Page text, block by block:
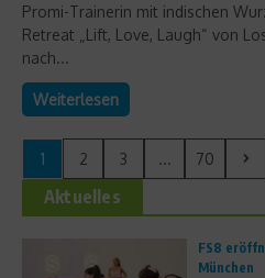
Promi-Trainerin mit indischen
Retreat „Lift, Love, Laugh“ von
nach...
Weiterlesen
1 2 3 ... 70
Aktuelles
FS8
München